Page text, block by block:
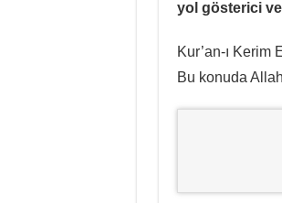
yol gösterici
Kur’an-ı Kerim
Bu konuda